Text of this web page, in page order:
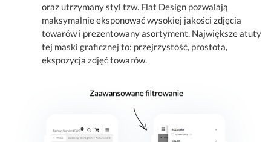
oraz utrzymany styl tzw. Flat Design pozwalają
maksymalnie eksponować wysokiej jakości zdjęcia
towarów i prezentowany asortyment. Największe atuty
tej maski graficznej to: przejrzystość, prostota,
ekspozycja zdjęć towarów.